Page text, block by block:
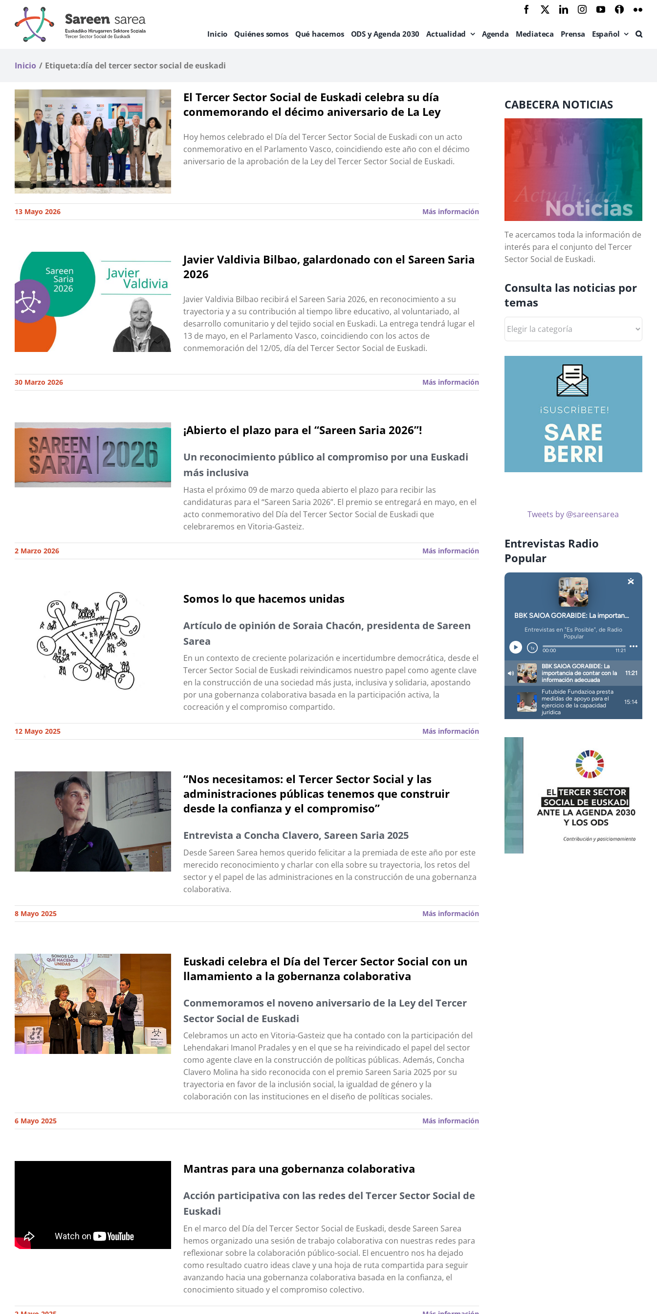
contenido
Facebook LinkedInInstagramYouTube
Ivoox
Inicio Quiénes somos Qué hacemos ODS y Agenda 2030 Actualidad Agenda Mediateca Prensa Español
Inicio Etiqueta:día del tercer sector social de euskadi
El Tercer Sector Social de Euskadi celebra su día
conmemorando el décimo aniversario de La Ley
Hoy hemos celebrado el Día del Tercer Sector Social de Euskadi con un acto
conmemorativo en el Parlamento Vasco, coincidiendo este año con el décimo
aniversario de la aprobación de la Ley del Tercer Sector Social de Euskadi.
13 Mayo 2026 Más información
Javier Valdivia Bilbao, galardonado con el Sareen Saria
2026
Javier Valdivia Bilbao recibirá el Sareen Saria 2026, en reconocimiento a su
trayectoria y a su contribución al tiempo libre educativo, al voluntariado, al
desarrollo comunitario y del tejido social en Euskadi. La entrega tendrá lugar el
13 de mayo, en el Parlamento Vasco, coincidiendo con los actos de
conmemoración del 12/05, día del Tercer Sector Social de Euskadi.
30 Marzo 2026 Más información
¡Abierto el plazo para el “Sareen Saria 2026”!
Un reconocimiento público al compromiso por una Euskadi
más inclusiva
Hasta el próximo 09 de marzo queda abierto el plazo para recibir las
candidaturas para el “Sareen Saria 2026”. El premio se entregará en mayo, en el
acto conmemorativo del Día del Tercer Sector Social de Euskadi que
celebraremos en Vitoria-Gasteiz.
2 Marzo 2026 Más información
Somos lo que hacemos unidas
Artículo de opinión de Soraia Chacón, presidenta de Sareen
Sarea
En un contexto de creciente polarización e incertidumbre democrática, desde el
Tercer Sector Social de Euskadi reivindicamos nuestro papel como agente clave
en la construcción de una sociedad más justa, inclusiva y solidaria, apostando
por una gobernanza colaborativa basada en la participación activa, la
cocreación y el compromiso compartido.
12 Mayo 2025 Más información
“Nos necesitamos: el Tercer Sector Social y las
administraciones públicas tenemos que construir
desde la confianza y el compromiso”
Entrevista a Concha Clavero, Sareen Saria 2025
Desde Sareen Sarea hemos querido felicitar a la premiada de este año por este
merecido reconocimiento y charlar con ella sobre su trayectoria, los retos del
sector y el papel de las administraciones en la construcción de una gobernanza
colaborativa.
8 Mayo 2025 Más información
Euskadi celebra el Día del Tercer Sector Social con un
llamamiento a la gobernanza colaborativa
Conmemoramos el noveno aniversario de la Ley del Tercer
Sector Social de Euskadi
Celebramos un acto en Vitoria-Gasteiz que ha contado con la participación del
Lehendakari Imanol Pradales y en el que se ha reivindicado el papel del sector
como agente clave en la construcción de políticas públicas. Además, Concha
Clavero Molina ha sido reconocida con el premio Sareen Saria 2025 por su
trayectoria en favor de la inclusión social, la igualdad de género y la
colaboración con las instituciones en el diseño de políticas sociales.
6 Mayo 2025 Más información
Mantras para una gobernanza colaborativa
Acción participativa con las redes del Tercer Sector Social de
Euskadi
En el marco del Día del Tercer Sector Social de Euskadi, desde Sareen Sarea
hemos organizado una sesión de trabajo colaborativa con nuestras redes para
reflexionar sobre la colaboración público-social. El encuentro nos ha dejado
como resultado cuatro ideas clave y una hoja de ruta compartida para seguir
avanzando hacia una gobernanza colaborativa basada en la confianza, el
conocimiento situado y el compromiso colectivo.
CABECERA NOTICIAS
Te acercamos toda la información de
interés para el conjunto del Tercer
Sector Social de Euskadi.
Consulta las noticias por
temas
las
por
Tweets by @sareensarea
Entrevistas Radio
Popular